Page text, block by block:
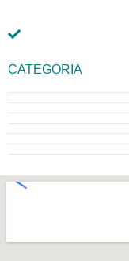
CATEGORIA